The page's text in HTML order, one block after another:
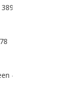
- 3845